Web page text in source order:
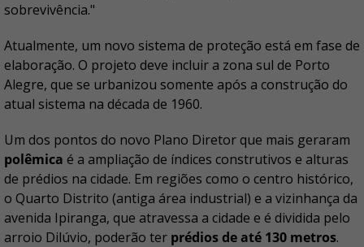
sobrevivência."
Atualmente, um novo sistema de proteção está em fase de
elaboração. O projeto deve incluir a zona sul de Porto
Alegre, que se urbanizou somente após a construção do
atual sistema na década de 1960.
Um dos pontos do novo Plano Diretor que mais geraram
polêmica é a ampliação de índices construtivos e alturas
de prédios na cidade. Em regiões como o centro histórico,
o Quarto Distrito (antiga área industrial) e a vizinhança da
avenida Ipiranga, que atravessa a cidade e é dividida pelo
arroio Dilúvio, poderão ter prédios de até 130 metros.